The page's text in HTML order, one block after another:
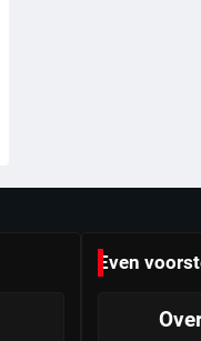
Even